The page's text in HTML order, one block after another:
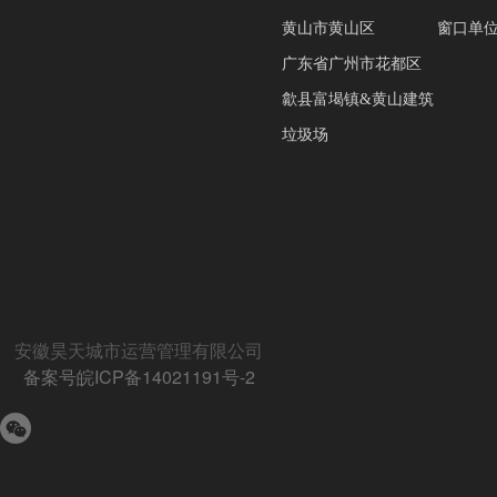
黄山市黄山区
广东省广州市花都区
歙县富堨镇&黄山建筑
垃圾场
窗口单
安徽昊天城市运营管理有限公司
备案号皖ICP备14021191号-2